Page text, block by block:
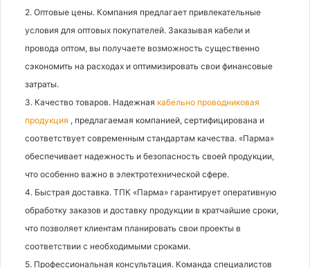
2. Оптовые цены. Компания предлагает привлекательные
условия для оптовых покупателей. Заказывая кабели и
провода оптом, вы получаете возможность существенно
сэкономить на расходах и оптимизировать свои финансовые
затраты.
3. Качество товаров. Надежная кабельно проводниковая
продукция , предлагаемая компанией, сертифицирована и
соответствует современным стандартам качества. «Парма»
обеспечивает надежность и безопасность своей продукции,
что особенно важно в электротехнической сфере.
4. Быстрая доставка. ТПК «Парма» гарантирует оперативную
обработку заказов и доставку продукции в кратчайшие сроки,
что позволяет клиентам планировать свои проекты в
соответствии с необходимыми сроками.
5. Профессиональная консультация. Команда специалистов